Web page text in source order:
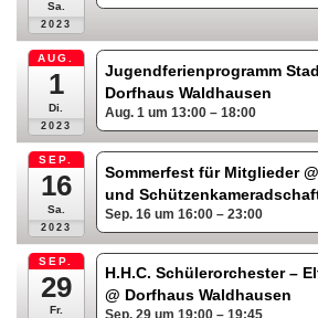
Sa.
2023
AUG.
1
Di.
2023
Jugendferienprogramm
Dorfhaus Waldhausen
Aug. 1 um 13:00 – 18:00
SEP.
16
Sa.
2023
Sommerfest für Mitglieder
und
Sep. 16 um 16:00 – 23:00
SEP.
29
Fr.
H.H.C. Schülerorchester –
@ Dorfhaus Waldhausen